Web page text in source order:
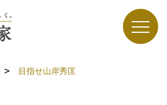
目指せ山岸秀匡